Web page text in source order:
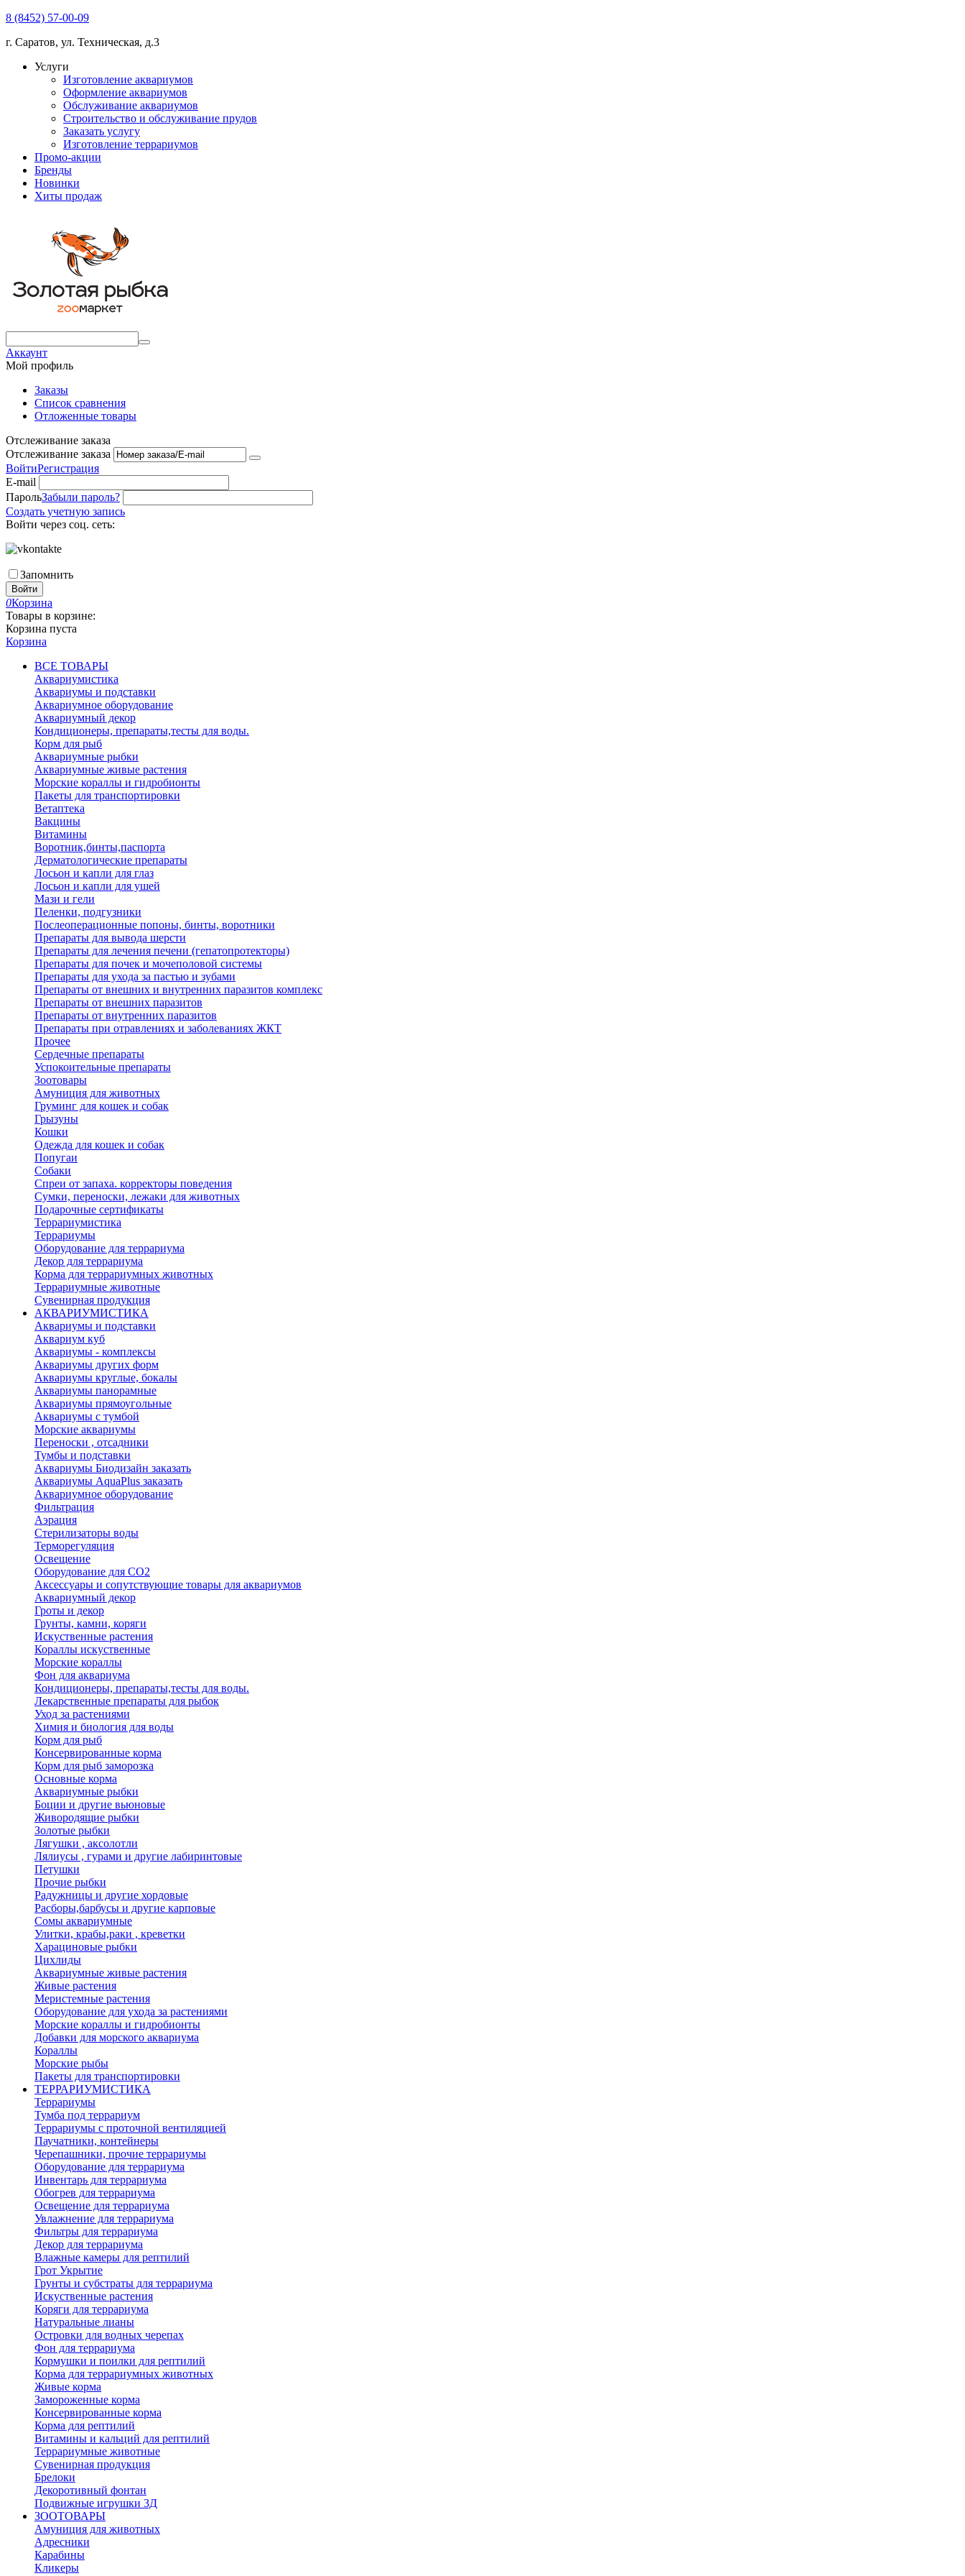
8 (8452) 57-00-09
г. Саратов, ул. Техническая, д.3
Услуги
Изготовление аквариумов
Оформление аквариумов
Обслуживание аквариумов
Строительство и обслуживание прудов
Заказать услугу
Изготовление террариумов
Промо-акции
Бренды
Новинки
Хиты продаж
Аккаунт
Мой профиль
Заказы
Список сравнения
Отложенные товары
Отслеживание заказа
Отслеживание заказа
ВойтиРегистрация
E-mail
ПарольЗабыли пароль?
Создать учетную запись
Войти через соц. сеть:
Запомнить
Войти
0Корзина
Товары в корзине:
Корзина пуста
Корзина
ВСЕ ТОВАРЫ
Аквариумистика
Аквариумы и подставки
Аквариумное оборудование
Аквариумный декор
Кондиционеры, препараты,тесты для воды.
Корм для рыб
Аквариумные рыбки
Аквариумные живые растения
Морские кораллы и гидробионты
Пакеты для транспортировки
Ветаптека
Вакцины
Витамины
Воротник,бинты,паспорта
Дерматологические препараты
Лосьон и капли для глаз
Лосьон и капли для ушей
Мази и гели
Пеленки, подгузники
Послеоперационные попоны, бинты, воротники
Препараты для вывода шерсти
Препараты для лечения печени (гепатопротекторы)
Препараты для почек и мочеполовой системы
Препараты для ухода за пастью и зубами
Препараты от внешних и внутренних паразитов комплекс
Препараты от внешних паразитов
Препараты от внутренних паразитов
Препараты при отравлениях и заболеваниях ЖКТ
Прочее
Сердечные препараты
Успокоительные препараты
Зоотовары
Амуниция для животных
Груминг для кошек и собак
Грызуны
Кошки
Одежда для кошек и собак
Попугаи
Собаки
Спреи от запаха. корректоры поведения
Сумки, переноски, лежаки для животных
Подарочные сертификаты
Террариумистика
Террариумы
Оборудование для террариума
Декор для террариума
Корма для террариумных животных
Террариумные животные
Сувенирная продукция
АКВАРИУМИСТИКА
Аквариумы и подставки
Аквариум куб
Аквариумы - комплексы
Аквариумы других форм
Аквариумы круглые, бокалы
Аквариумы панорамные
Аквариумы прямоугольные
Аквариумы с тумбой
Морские аквариумы
Переноски , отсадники
Тумбы и подставки
Аквариумы Биодизайн заказать
Аквариумы AquaPlus заказать
Аквариумное оборудование
Фильтрация
Аэрация
Стерилизаторы воды
Терморегуляция
Освещение
Оборудование для CO2
Аксессуары и сопутствующие товары для аквариумов
Аквариумный декор
Гроты и декор
Грунты, камни, коряги
Искуственные растения
Кораллы искуственные
Морские кораллы
Фон для аквариума
Кондиционеры, препараты,тесты для воды.
Лекарственные препараты для рыбок
Уход за растениями
Химия и биология для воды
Корм для рыб
Консервированные корма
Корм для рыб заморозка
Основные корма
Аквариумные рыбки
Боции и другие вьюновые
Живородящие рыбки
Золотые рыбки
Лягушки , аксолотли
Лялиусы , гурами и другие лабиринтовые
Петушки
Прочие рыбки
Радужницы и другие хордовые
Расборы,барбусы и другие карповые
Сомы аквариумные
Улитки, крабы,раки , креветки
Харациновые рыбки
Цихлиды
Аквариумные живые растения
Живые растения
Меристемные растения
Оборудование для ухода за растениями
Морские кораллы и гидробионты
Добавки для морского аквариума
Кораллы
Морские рыбы
Пакеты для транспортировки
ТЕРРАРИУМИСТИКА
Террариумы
Тумба под террариум
Террариумы с проточной вентиляцией
Паучатники, контейнеры
Черепашники, прочие террариумы
Оборудование для террариума
Инвентарь для террариума
Обогрев для террариума
Освещение для террариума
Увлажнение для террариума
Фильтры для террариума
Декор для террариума
Влажные камеры для рептилий
Грот Укрытие
Грунты и субстраты для террариума
Искуственные растения
Коряги для террариума
Натуральные лианы
Островки для водных черепах
Фон для террариума
Кормушки и поилки для рептилий
Корма для террариумных животных
Живые корма
Замороженные корма
Консервированные корма
Корма для рептилий
Витамины и кальций для рептилий
Террариумные животные
Сувенирная продукция
Брелоки
Декоротивный фонтан
Подвижные игрушки 3Д
ЗООТОВАРЫ
Амуниция для животных
Адресники
Карабины
Кликеры